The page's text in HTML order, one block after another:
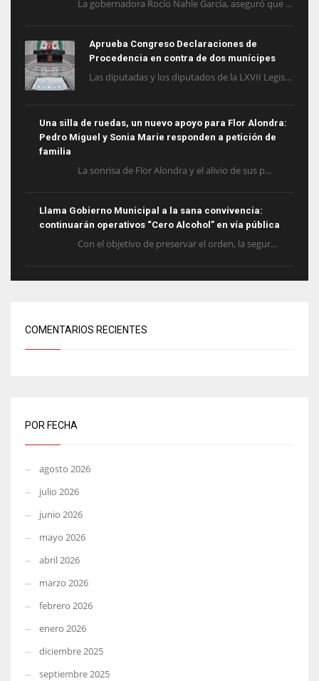
La gobernadora Rocío Nahle García, aseguró que ...
Aprueba Congreso Declaraciones de
Procedencia en contra de dos munícipes
Las diputadas y los diputados de la LXVII Legis...
Una silla de ruedas, un nuevo apoyo para Flor Alondra:
Pedro Miguel y Sonia Marie responden a petición de
familia
La sonrisa de Flor Alondra y el alivio de sus p...
Llama Gobierno Municipal a la sana convivencia:
continuarán operativos “Cero Alcohol” en vía pública
Con el objetivo de preservar el orden, la segur...
COMENTARIOS RECIENTES
POR FECHA
agosto 2026
julio 2026
junio 2026
mayo 2026
abril 2026
marzo 2026
febrero 2026
enero 2026
diciembre 2025
septiembre 2025